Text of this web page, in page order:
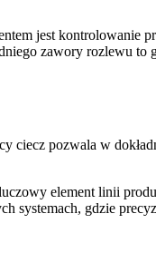
jest kontrolowanie
zawory rozlewu
pozwala w
element linii
systemach, gdzie